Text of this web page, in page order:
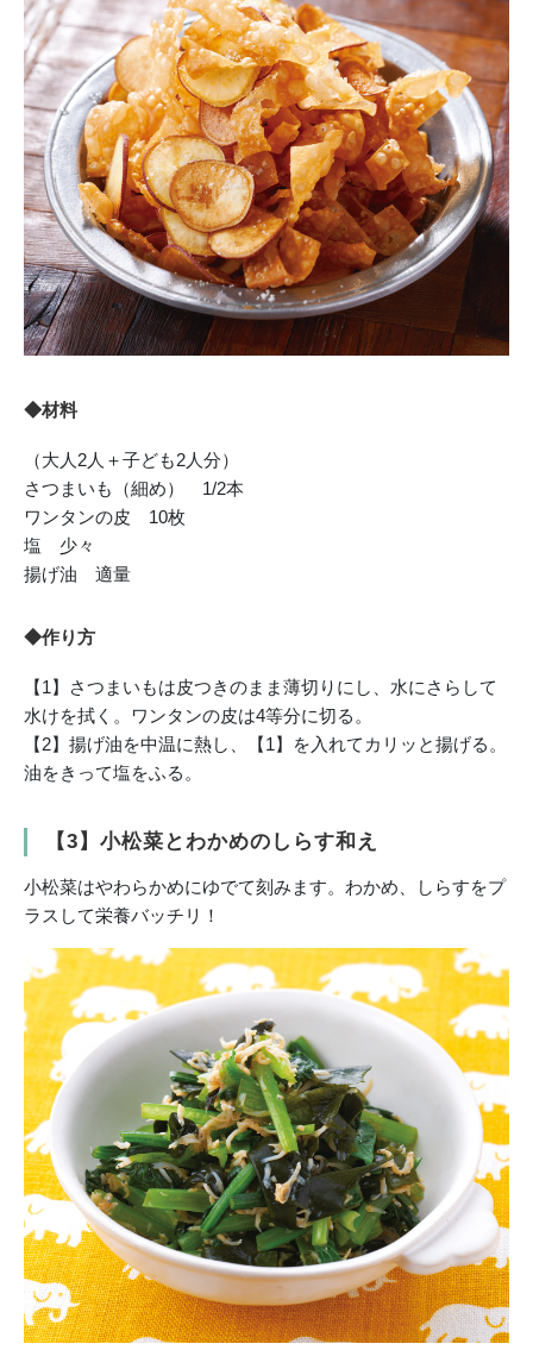
◆材料
（大人2人＋子ども2人分）
さつまいも（細め） 1/2本
ワンタンの皮 10枚
塩 少々
揚げ油 適量
◆作り方
【1】さつまいもは皮つきのまま薄切りにし、水にさらして
水けを拭く。ワンタンの皮は4等分に切る。
【2】揚げ油を中温に熱し、【1】を入れてカリッと揚げる。
油をきって塩をふる。
【3】小松菜とわかめのしらす和え
小松菜はやわらかめにゆでて刻みます。わかめ、しらすをプ
ラスして栄養バッチリ！